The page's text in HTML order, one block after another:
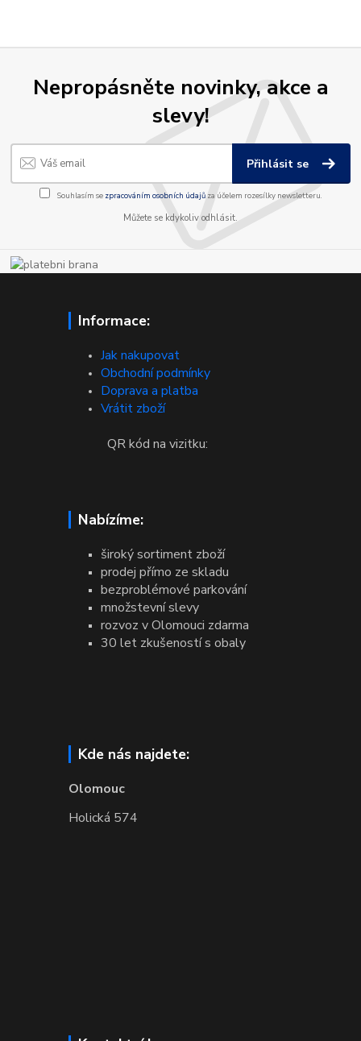
Nepropásněte novinky, akce a
slevy!
Přihlásit se
Souhlasím se zpracováním osobních údajůza účelem rozesílky newsletteru.
Můžete se kdykoliv odhlásit.
Informace:
Jak nakupovat
Obchodní podmínky
Doprava a platba
Vrátit zboží
QR kód na vizitku:
Nabízíme:
široký sortiment zboží
prodej přímo ze skladu
bezproblémové parkování
množstevní slevy
rozvoz v Olomouci zdarma
30 let zkušeností s obaly
Kde nás najdete:
Olomouc
Holická 574